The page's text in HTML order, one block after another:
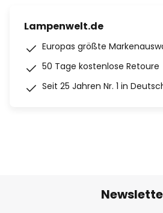
Lampenwelt.de
Europas größte
50 Tage kostenlose Retoure
Seit 25 Jahren Nr. 1 in